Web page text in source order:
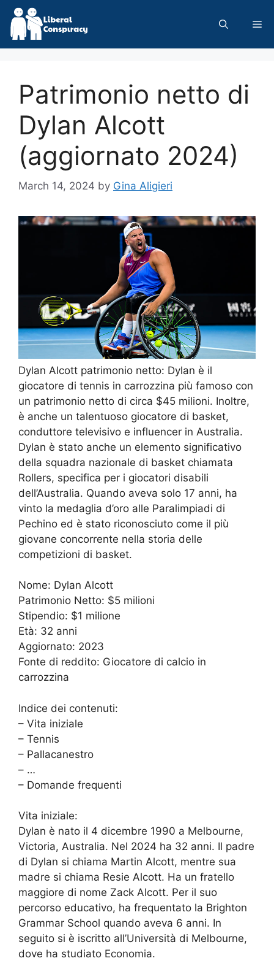
Skip
content
Patrimonio netto di
Dylan Alcott
(aggiornato 2024)
March 14, 2024 by Gina Aligieri
Dylan Alcott patrimonio netto: Dylan è il
giocatore di tennis in carrozzina più famoso con
un patrimonio netto di circa $45 milioni. Inoltre,
è anche un talentuoso giocatore di basket,
conduttore televisivo e influencer in Australia.
Dylan è stato anche un elemento significativo
della squadra nazionale di basket chiamata
Rollers, specifica per i giocatori disabili
dell’Australia. Quando aveva solo 17 anni, ha
vinto la medaglia d’oro alle Paralimpiadi di
Pechino ed è stato riconosciuto come il più
giovane concorrente nella storia delle
competizioni di basket.
Nome: Dylan Alcott
Patrimonio Netto: $5 milioni
Stipendio: $1 milione
Età: 32 anni
Aggiornato: 2023
Fonte di reddito: Giocatore di calcio in
carrozzina
Indice dei contenuti:
– Vita iniziale
– Tennis
– Pallacanestro
– …
– Domande frequenti
Vita iniziale:
Dylan è nato il 4 dicembre 1990 a Melbourne,
Victoria, Australia. Nel 2024 ha 32 anni. Il padre
di Dylan si chiama Martin Alcott, mentre sua
madre si chiama Resie Alcott. Ha un fratello
maggiore di nome Zack Alcott. Per il suo
percorso educativo, ha frequentato la Brighton
Grammar School quando aveva 6 anni. In
seguito si è iscritto all’Università di Melbourne,
dove ha studiato Economia.